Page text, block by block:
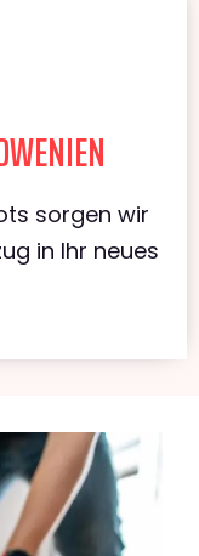
sorgen wir
in Ihr neues